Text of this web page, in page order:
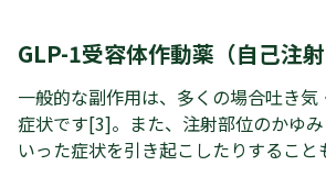
GLP-1受容体作動薬（自己注
一般的な副作用は、多くの場合吐き
症状です[3]。また、注射部位のかゆ
いった症状を引き起こしたりすること